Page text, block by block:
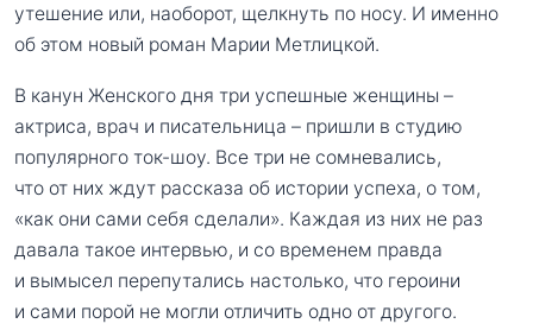
утешение или, наоборот, щелкнуть по носу. И именно
об этом новый роман Марии Метлицкой.
В канун Женского дня три успешные женщины –
актриса, врач и писательница – пришли в студию
популярного ток-шоу. Все три не сомневались,
что от них ждут рассказа об истории успеха, о том,
«как они сами себя сделали». Каждая из них не раз
давала такое интервью, и со временем правда
и вымысел перепутались настолько, что героини
и сами порой не могли отличить одно от другого.